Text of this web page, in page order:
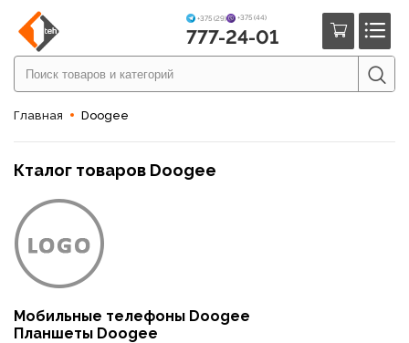
+375 (29) +375 (44)
777-24-01
Главная Doogee
Кталог товаров Doogee
Мобильные телефоны Doogee
Планшеты Doogee